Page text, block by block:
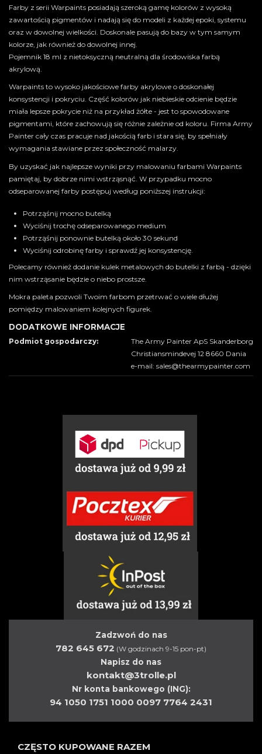
Farby z serii Warpaints posiadają szeroką gamę kolorów z wysoką
zawartością pigmentów i nadają się do modeli z każdej epoki, systemu
oraz w dowolnej wielkości. Doskonale pasują do bazy w tym samym
kolorze, jak również do dowolnej innej.
Pojemnik 18 ml z nietoksyczną neutralną dla środowiska farbą
akrylową.
Warpaints to wysoko jakościowe farby akrylowe o doskonałej
konsystencji i pokryciu. Część kolorów jak niebieskie odcienie będzie
miała lepsze pokrycie niż na przykład żółte - jest to spowodowane
pigmentami, które zachowują się różnie zależnie od koloru. Firma Army
Painter cały czas pracuje nad jakością farb i stara się, by spełniały
wymagania stawiane przez społeczność malarzy.
By uzyskać jak najlepsze wyniki przy malowaniu farbami Warpaints
pamiętaj, by dobrze nimi wstrząsnąć. W przypadku mocno
odseparowanej farby postępuj według poniższej instrukcji:
Potrząśnij mocno butelką
Wyciśnij trochę odseparowanego medium
Potrząśnij ponownie butelką około 30 sekund
Wyciśnij odrobinę farby i sprawdź jej konsystencję.
Polecamy również dodanie kulek metalowych do butelki z farbą - dzięki
nim wstrząsanie będzie o niebo prostsze.
Mokra paleta pozwoli Twoim farbom przetrwać o wiele dłużej
pomiędzy malowaniem kolejnych figurek.
DODATKOWE INFORMACJE
Podmiot gospodarczy:
The Army Painter ApS Skanderborg
Christiansmindevej 12 8660 Dania
e-mail: sales@thearmypainter.com
Zadzwoń do nas
782 645 672 (W godzinach 9-15 pon-pt)
Napisz do nas
kontakt@3trolle.pl
Nr konta bankowego (ING):
94 1050 1751 1000 0097 7764 2431
CZĘSTO KUPOWANE RAZEM